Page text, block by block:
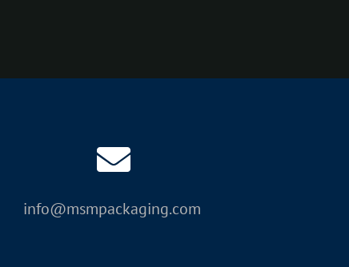
peligrosos con bomba
EXP completamente
totalmente automático
info@msmpackaging.com